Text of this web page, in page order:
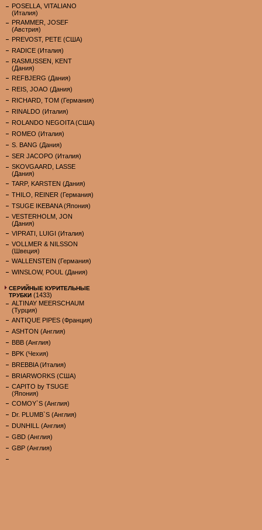
POSELLA, VITALIANO
(Италия)
PRAMMER, JOSEF
(Австрия)
PREVOST, PETE (США)
RADICE (Италия)
RASMUSSEN, KENT
(Дания)
REFBJERG (Дания)
REIS, JOAO (Дания)
RICHARD, TOM (Германия)
RINALDO (Италия)
ROLANDO NEGOITA (США)
ROMEO (Италия)
S. BANG (Дания)
SER JACOPO (Италия)
SKOVGAARD, LASSE
(Дания)
TARP, KARSTEN (Дания)
THILO, REINER (Германия)
TSUGE IKEBANA (Япония)
VESTERHOLM, JON
(Дания)
VIPRATI, LUIGI (Италия)
VOLLMER & NILSSON
(Швеция)
WALLENSTEIN (Германия)
WINSLOW, POUL (Дания)
СЕРИЙНЫЕ КУРИТЕЛЬНЫЕ
ТРУБКИ (1433)
ALTINAY MEERSCHAUM
(Турция)
ANTIQUE PIPES (Франция)
ASHTON (Англия)
BBB (Англия)
BPK (Чехия)
BREBBIA (Италия)
BRIARWORKS (США)
CAPITO by TSUGE
(Япония)
COMOY`S (Англия)
Dr. PLUMB`S (Англия)
DUNHILL (Англия)
GBD (Англия)
GBP (Англия)